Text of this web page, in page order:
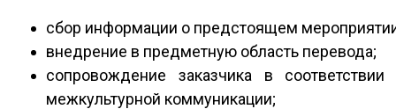
сбор информации о предстоящем
внедрение в предметную область перевода;
сопровождение заказчика в
межкультурной коммуникации;